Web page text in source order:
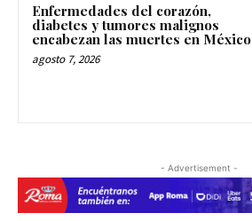
Enfermedades del corazón,
diabetes y tumores malignos
encabezan las muertes en México
agosto 7, 2026
- Advertisement -